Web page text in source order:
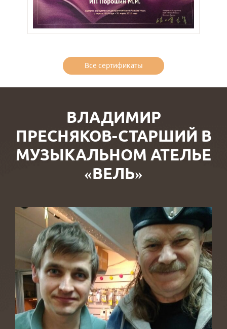
Все сертификаты
ВЛАДИМИР
ПРЕСНЯКОВ-СТАРШИЙ В
МУЗЫКАЛЬНОМ АТЕЛЬЕ
«ВЕЛЬ»